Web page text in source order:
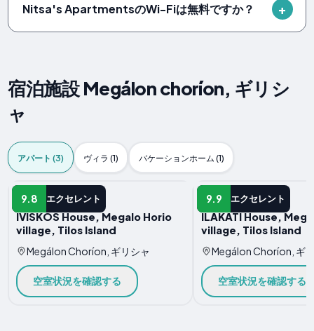
Nitsa's ApartmentsのWi-Fiは無料ですか？
宿泊施設 Megálon choríon, ギリシ
ャ
アパート (3) ヴィラ (1) バケーションホーム (1)
9.8 エクセレント
アパート
IVISKOS House, Megalo Horio
village, Tilos Island
Megálon Choríon, ギリシャ
空室状況を確認する
9.9 エクセレント
アパート
ILAKATI House,
village, Tilos Island
Megálon Choríon, ギ
空室状況を確認する